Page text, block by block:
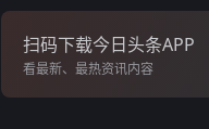
扫码下载今日头条APP
看最新、最热资讯内容